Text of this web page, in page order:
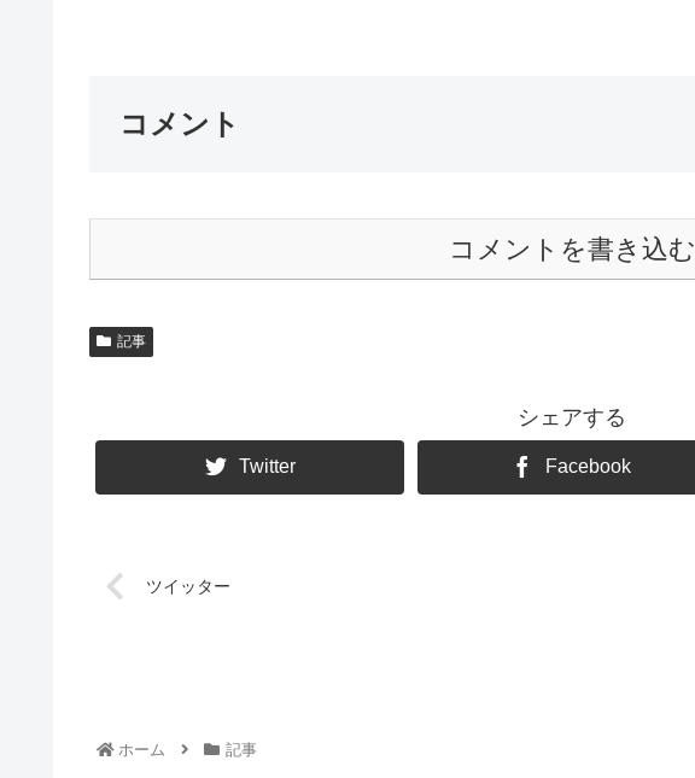
コメント
コメントを書き込む
記事
シェアする
Twitter Facebook
ツイッター
ホーム 記事